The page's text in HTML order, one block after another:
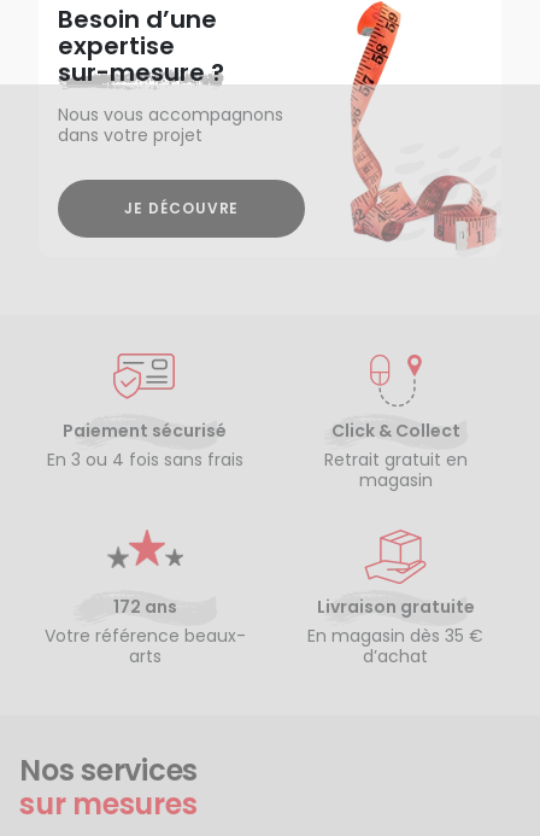
Besoin d’une
expertise
sur-mesure ?
Nous vous accompagnons
dans votre projet
JE DÉCOUVRE
Paiement sécurisé
En 3 ou 4 fois sans frais
Click & Collect
Retrait gratuit en
magasin
172 ans
Votre référence beaux-
arts
Livraison gratuite
En magasin dès 35 €
d’achat
Nos services
sur mesures